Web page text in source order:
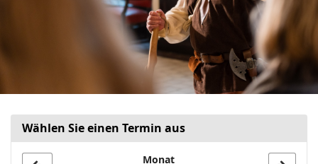
Wählen Sie einen Termin aus
Monat